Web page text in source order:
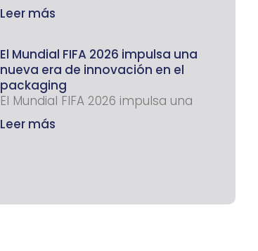
Leer más
El Mundial FIFA 2026 impulsa una
nueva era de innovación en el
packaging
El Mundial FIFA 2026 impulsa una
Leer más